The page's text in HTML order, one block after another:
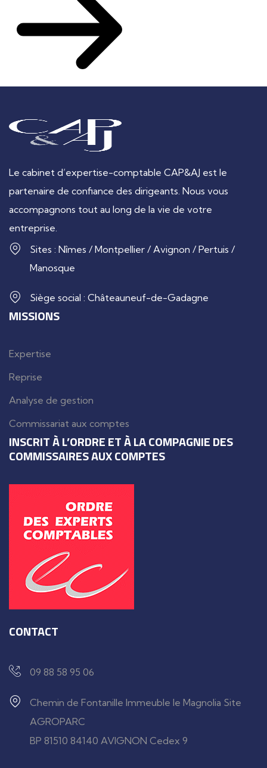
Le cabinet d’expertise-comptable CAP&AJ est le
partenaire de confiance des dirigeants. Nous vous
accompagnons tout au long de la vie de votre
entreprise.
Sites : Nîmes / Montpellier / Avignon / Pertuis /
Manosque
Siège social : Châteauneuf-de-Gadagne
MISSIONS
Expertise
Reprise
Analyse de gestion
Commissariat aux comptes
INSCRIT À L’ORDRE ET À LA COMPAGNIE DES
COMMISSAIRES AUX COMPTES
CONTACT
09 88 58 95 06
Chemin de Fontanille Immeuble le Magnolia Site
AGROPARC
BP 81510 84140 AVIGNON Cedex 9